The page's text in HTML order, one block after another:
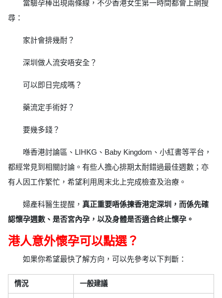
當驗孕棒出現兩條線，不少香港女生第一時間都會上網搜
尋：
家計會排幾耐？
深圳做人流安唔安全？
可以即日完成嗎？
藥流定手術好？
要幾多錢？
喺香港討論區、LIHKG、Baby Kingdom、小紅書等平台，
都經常見到相關討論。有些人擔心排期太耐錯過最佳週數；亦
有人因工作繁忙，希望利用周末北上完成檢查及治療。
婦產科醫生提醒， 真正重要唔係揀香港定深圳，而係先確
認懷孕週數、是否宮內孕，以及身體是否適合終止懷孕。
港人意外懷孕可以點選？
如果你希望最快了解方向，可以先參考以下判斷：
情況 一般建議